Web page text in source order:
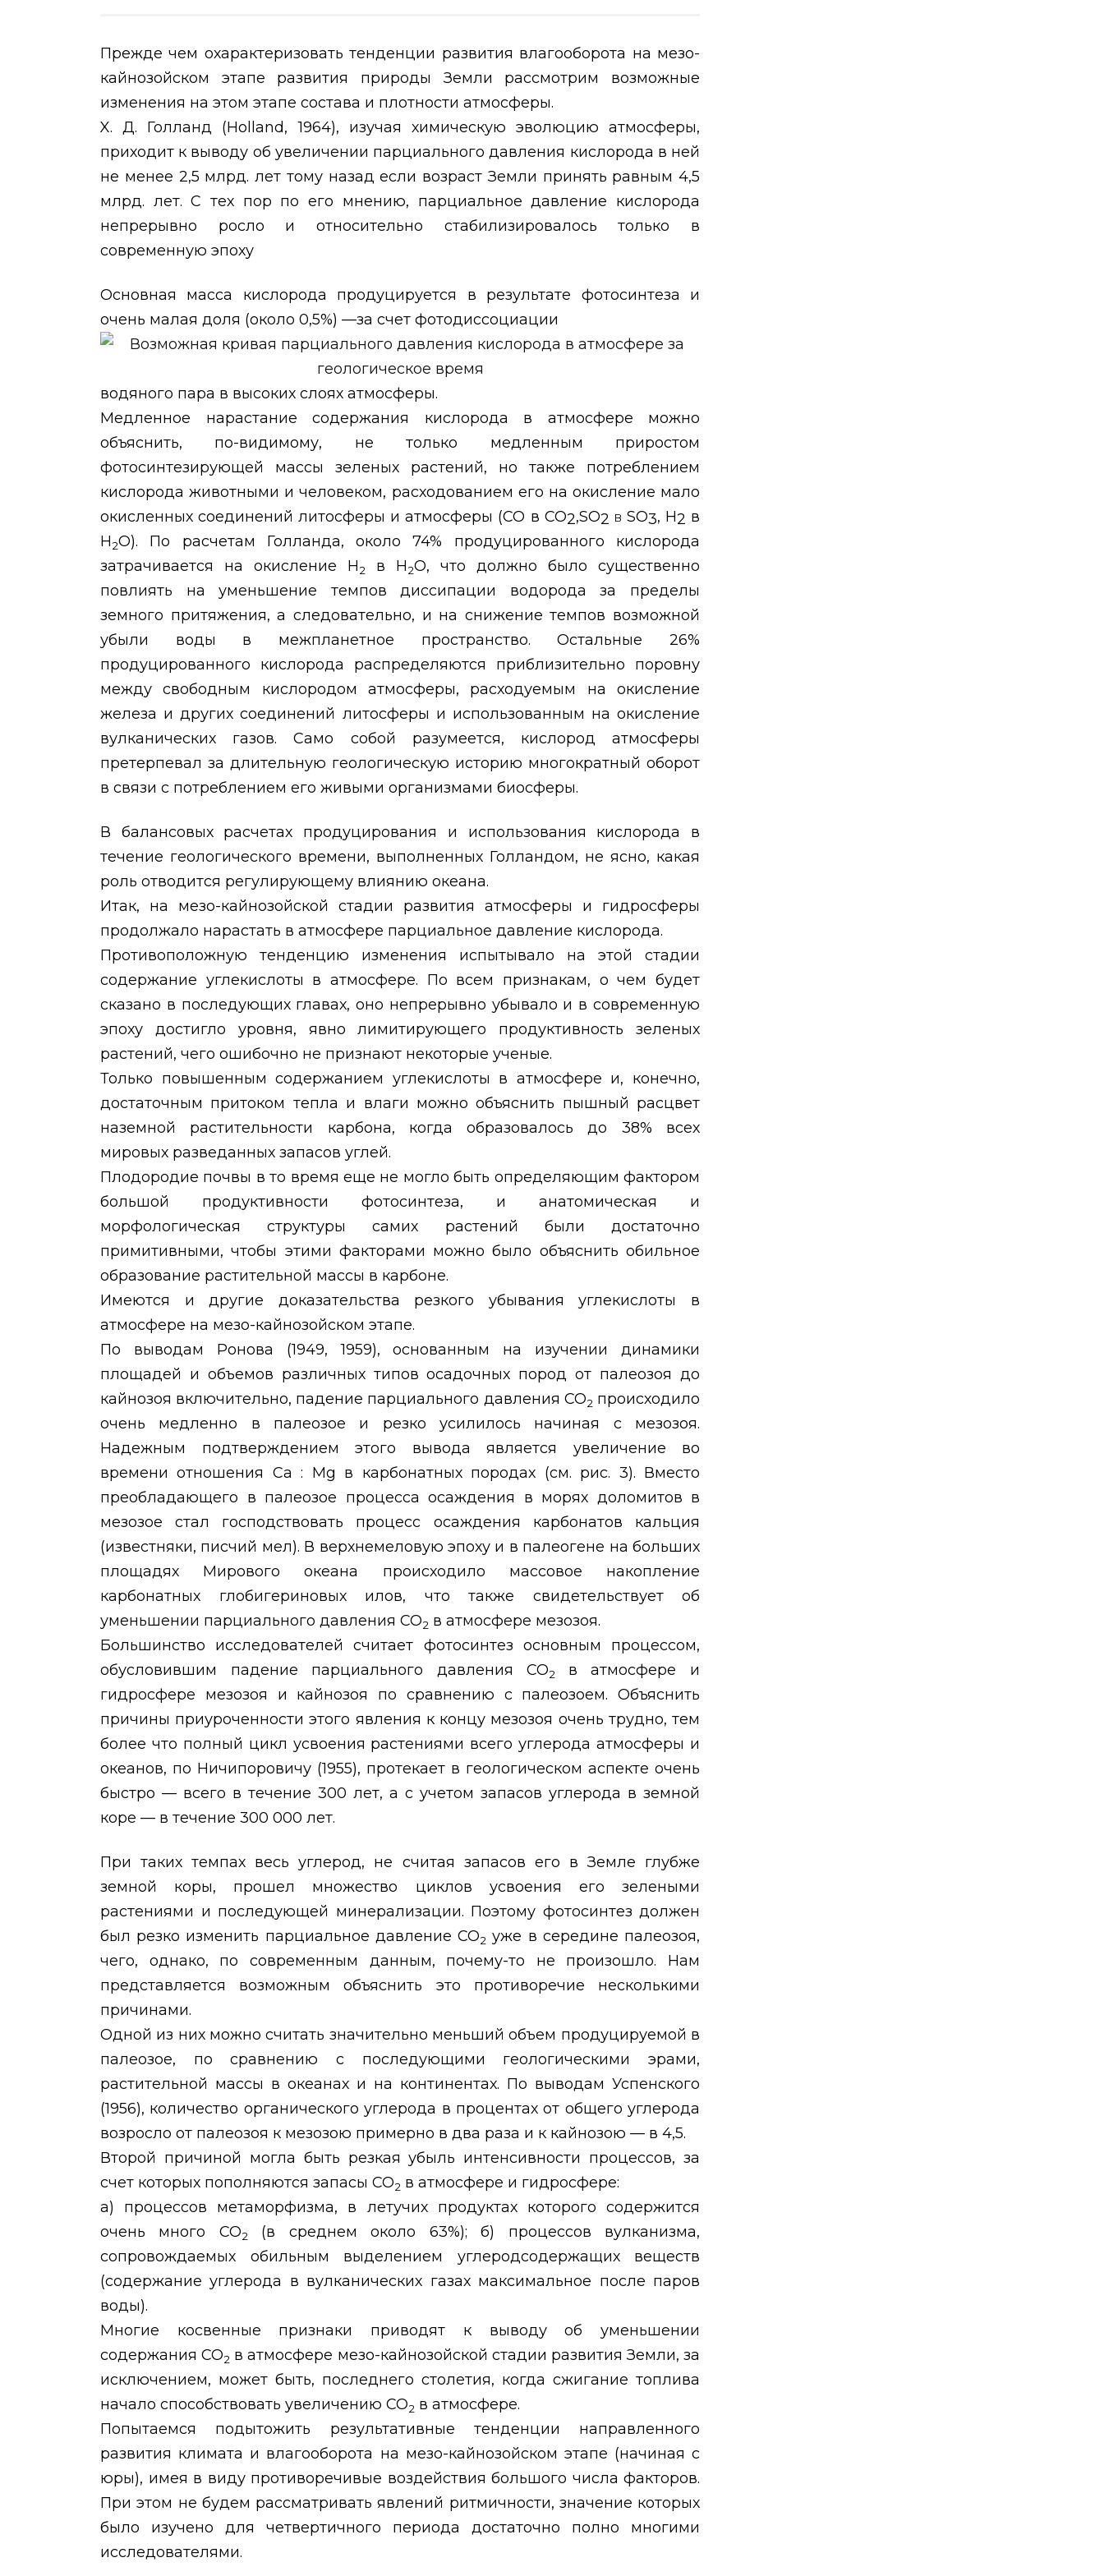
Прежде чем охарактеризовать тенденции развития влагооборота на мезо-
кайнозойском этапе развития природы Земли рассмотрим возможные
изменения на этом этапе состава и плотности атмосферы.
X. Д. Голланд (Holland, 1964), изучая химическую эволюцию атмосферы,
приходит к выводу об увеличении парциального давления кислорода в ней
не менее 2,5 млрд. лет тому назад если возраст Земли принять равным 4,5
млрд. лет. С тех пор по его мнению, парциальное давление кислорода
непрерывно росло и относительно стабилизировалось только в
современную эпоху
Основная масса кислорода продуцируется в результате фотосинтеза и
очень малая доля (около 0,5%) —за счет фотодиссоциации
водяного пара в высоких слоях атмосферы.
Медленное нарастание содержания кислорода в атмосфере можно
объяснить, по-видимому, не только медленным приростом
фотосинтезирующей массы зеленых растений, но также потреблением
кислорода животными и человеком, расходованием его на окисление мало
окисленных соединений литосферы и атмосферы (СО в CO2,SO2 в SO3, H2 в
Н2О). По расчетам Голланда, около 74% продуцированного кислорода
затрачивается на окисление Н2 в Н2О, что должно было существенно
повлиять на уменьшение темпов диссипации водорода за пределы
земного притяжения, а следовательно, и на снижение темпов возможной
убыли воды в межпланетное пространство. Остальные 26%
продуцированного кислорода распределяются приблизительно поровну
между свободным кислородом атмосферы, расходуемым на окисление
железа и других соединений литосферы и использованным на окисление
вулканических газов. Само собой разумеется, кислород атмосферы
претерпевал за длительную геологическую историю многократный оборот
в связи с потреблением его живыми организмами биосферы.
В балансовых расчетах продуцирования и использования кислорода в
течение геологического времени, выполненных Голландом, не ясно, какая
роль отводится регулирующему влиянию океана.
Итак, на мезо-кайнозойской стадии развития атмосферы и гидросферы
продолжало нарастать в атмосфере парциальное давление кислорода.
Противоположную тенденцию изменения испытывало на этой стадии
содержание углекислоты в атмосфере. По всем признакам, о чем будет
сказано в последующих главах, оно непрерывно убывало и в современную
эпоху достигло уровня, явно лимитирующего продуктивность зеленых
растений, чего ошибочно не признают некоторые ученые.
Только повышенным содержанием углекислоты в атмосфере и, конечно,
достаточным притоком тепла и влаги можно объяснить пышный расцвет
наземной растительности карбона, когда образовалось до 38% всех
мировых разведанных запасов углей.
Плодородие почвы в то время еще не могло быть определяющим фактором
большой продуктивности фотосинтеза, и анатомическая и
морфологическая структуры самих растений были достаточно
примитивными, чтобы этими факторами можно было объяснить обильное
образование растительной массы в карбоне.
Имеются и другие доказательства резкого убывания углекислоты в
атмосфере на мезо-кайнозойском этапе.
По выводам Ронова (1949, 1959), основанным на изучении динамики
площадей и объемов различных типов осадочных пород от палеозоя до
кайнозоя включительно, падение парциального давления СО2 происходило
очень медленно в палеозое и резко усилилось начиная с мезозоя.
Надежным подтверждением этого вывода является увеличение во
времени отношения Са : Mg в карбонатных породах (см. рис. 3). Вместо
преобладающего в палеозое процесса осаждения в морях доломитов в
мезозое стал господствовать процесс осаждения карбонатов кальция
(известняки, писчий мел). В верхнемеловую эпоху и в палеогене на больших
площадях Мирового океана происходило массовое накопление
карбонатных глобигериновых илов, что также свидетельствует об
уменьшении парциального давления СО2 в атмосфере мезозоя.
Большинство исследователей считает фотосинтез основным процессом,
обусловившим падение парциального давления СО2 в атмосфере и
гидросфере мезозоя и кайнозоя по сравнению с палеозоем. Объяснить
причины приуроченности этого явления к концу мезозоя очень трудно, тем
более что полный цикл усвоения растениями всего углерода атмосферы и
океанов, по Ничипоровичу (1955), протекает в геологическом аспекте очень
быстро — всего в течение 300 лет, а с учетом запасов углерода в земной
коре — в течение 300 000 лет.
При таких темпах весь углерод, не считая запасов его в Земле глубже
земной коры, прошел множество циклов усвоения его зелеными
растениями и последующей минерализации. Поэтому фотосинтез должен
был резко изменить парциальное давление СО2 уже в середине палеозоя,
чего, однако, по современным данным, почему-то не произошло. Нам
представляется возможным объяснить это противоречие несколькими
причинами.
Одной из них можно считать значительно меньший объем продуцируемой в
палеозое, по сравнению с последующими геологическими эрами,
растительной массы в океанах и на континентах. По выводам Успенского
(1956), количество органического углерода в процентах от общего углерода
возросло от палеозоя к мезозою примерно в два раза и к кайнозою — в 4,5.
Второй причиной могла быть резкая убыль интенсивности процессов, за
счет которых пополняются запасы СО2 в атмосфере и гидросфере:
а) процессов метаморфизма, в летучих продуктах которого содержится
очень много СО2
(в среднем около 63%); б) процессов вулканизма,
сопровождаемых обильным выделением углеродсодержащих веществ
(содержание углерода в вулканических газах максимальное после паров
воды).
Многие косвенные признаки приводят к выводу об уменьшении
содержания СО2 в атмосфере мезо-кайнозойской стадии развития Земли, за
исключением, может быть, последнего столетия, когда сжигание топлива
начало способствовать увеличению СО2 в атмосфере.
Попытаемся подытожить результативные тенденции направленного
развития климата и влагооборота на мезо-кайнозойском этапе (начиная с
юры), имея в виду противоречивые воздействия большого числа факторов.
При этом не будем рассматривать явлений ритмичности, значение которых
было изучено для четвертичного периода достаточно полно многими
исследователями.